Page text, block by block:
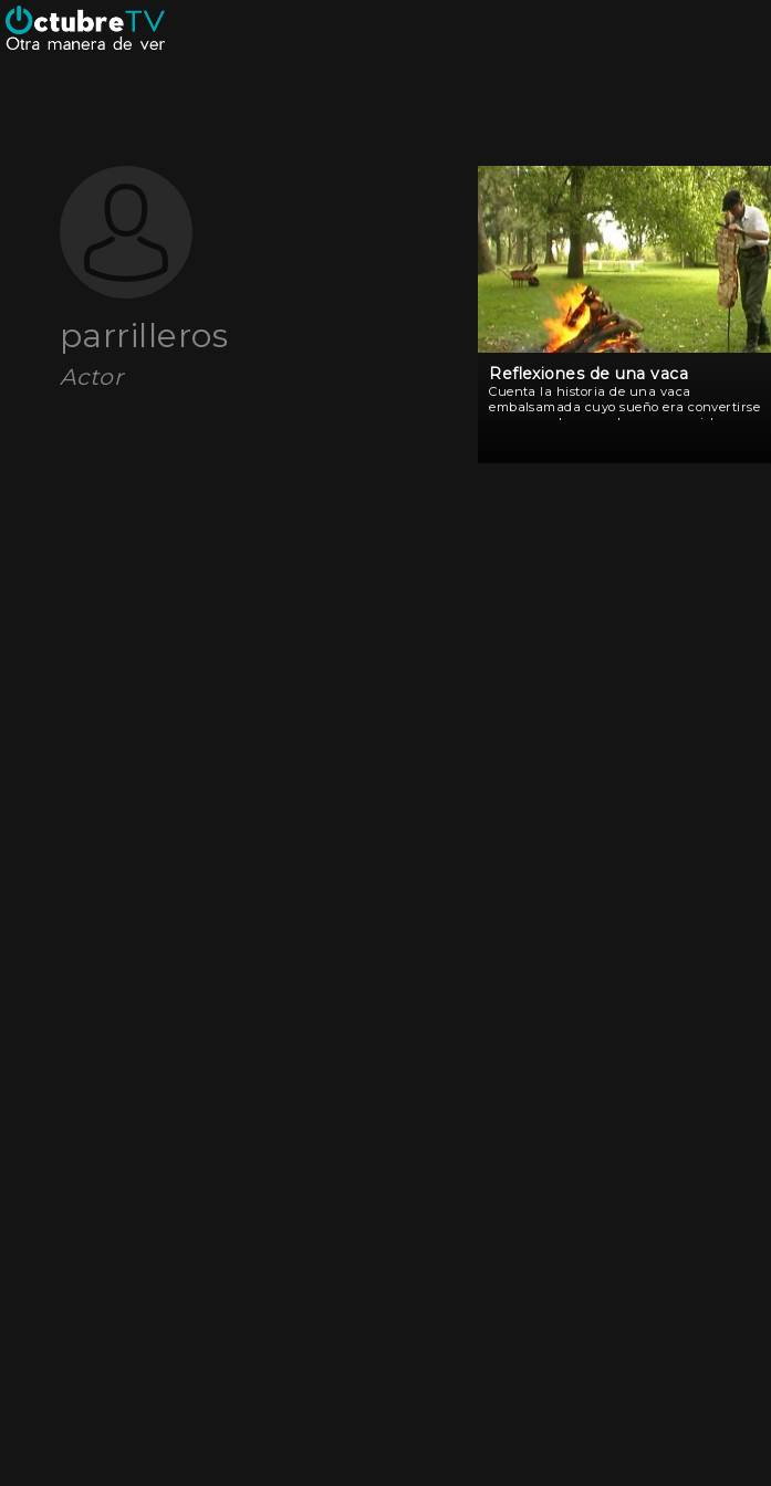
parrilleros
Actor Reflexiones de una vaca
Cuenta la historia de una vaca
embalsamada cuyo sueño era convertirse
en un asado pero, al no conseguirlo, se